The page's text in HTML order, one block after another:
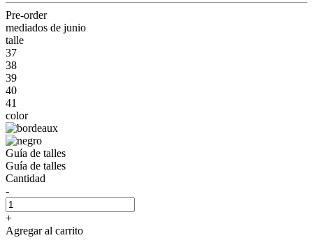
Pre-order
mediados de junio
talle
37
38
39
40
41
color
Guía de talles
Guía de talles
Cantidad
-
+
Agregar al carrito